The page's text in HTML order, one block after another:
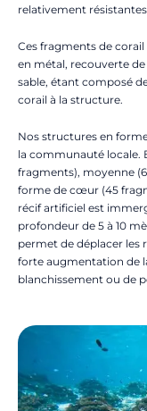
relativement
Ces fragments de
en métal, recouverte
sable, étant composé
corail à la structure.
Nos structures en
la communauté locale.
fragments), moyenne
forme de cœur (45
récif artificiel est
profondeur de 5 à 10
permet de déplacer les
forte augmentation de
blanchissement ou de